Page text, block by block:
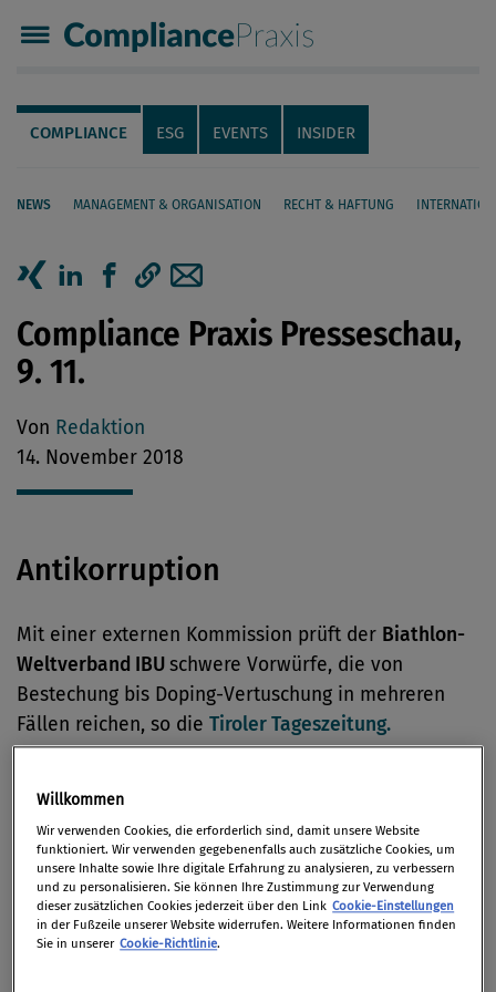
Compliance Praxis
Servicenavigation
Navigation
COMPLIANCE ESG EVENTS INSIDER
NEWS MANAGEMENT & ORGANISATION RECHT & HAFTUNG
Seiteninhalt
Artikel auf Xing teilen
Artikel auf linkedIn teilen
Artikel auf Facebook teilen
Artikellink kopieren
Artikel per Mail teilen
Compliance Praxis Presseschau,
9. 11.
Von Redaktion
14. November 2018
Antikorruption
Mit einer externen Kommission prüft der Biathlon-
Weltverband IBUschwere Vorwürfe, die von
Bestechung bis Doping-Vertuschung in mehreren
Fällen reichen, so die Tiroler Tageszeitung.
Kapitalmarktrecht
Am Freitag teilte die FMA mit, dass es dem Anbieter
„Bitcoin Profit“(im Internet unter btcprofit-de.pw
aufgetreten) in Österreich nicht gestattet ist, fremde
Willkommen
Wir verwenden Cookies, die erforderlich sind, damit unsere Website
funktioniert. Wir verwenden gegebenenfalls auch zusätzliche Cookies, um
unsere Inhalte sowie Ihre digitale Erfahrung zu analysieren, zu verbessern
und zu personalisieren. Sie können Ihre Zustimmung zur Verwendung
dieser zusätzlichen Cookies jederzeit über den Link Cookie-Einstellungen
in der Fußzeile unserer Website widerrufen. Weitere Informationen finden
Sie in unserer Cookie-Richtlinie.